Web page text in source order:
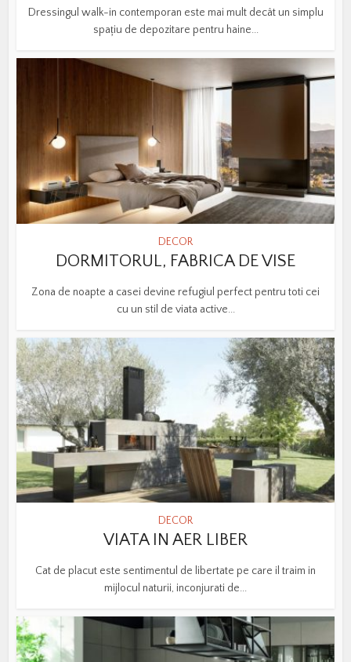
Dressingul walk-in contemporan este mai mult decât un simplu
spațiu de depozitare pentru haine...
DECOR
DORMITORUL, FABRICA DE VISE
Zona de noapte a casei devine refugiul perfect pentru toti cei
cu un stil de viata active...
DECOR
VIATA IN AER LIBER
Cat de placut este sentimentul de libertate pe care il traim in
mijlocul naturii, inconjurati de...